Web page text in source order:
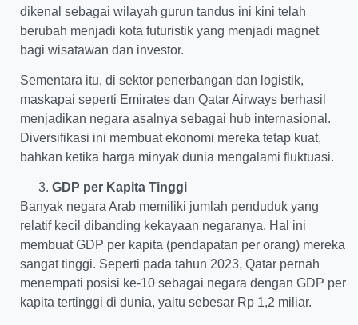
dikenal sebagai wilayah gurun tandus ini kini telah
berubah menjadi kota futuristik yang menjadi magnet
bagi wisatawan dan investor.
Sementara itu, di sektor penerbangan dan logistik,
maskapai seperti Emirates dan Qatar Airways berhasil
menjadikan negara asalnya sebagai hub internasional.
Diversifikasi ini membuat ekonomi mereka tetap kuat,
bahkan ketika harga minyak dunia mengalami fluktuasi.
GDP per Kapita Tinggi
Banyak negara Arab memiliki jumlah penduduk yang
relatif kecil dibanding kekayaan negaranya. Hal ini
membuat GDP per kapita (pendapatan per orang) mereka
sangat tinggi. Seperti pada tahun 2023, Qatar pernah
menempati posisi ke-10 sebagai negara dengan GDP per
kapita tertinggi di dunia, yaitu sebesar Rp 1,2 miliar.